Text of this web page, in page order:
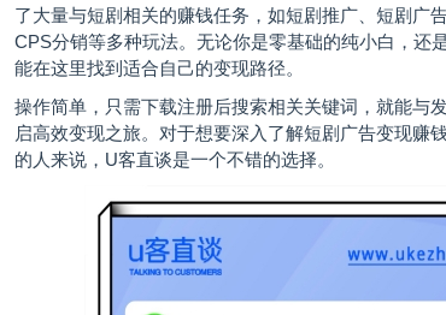
了大量与短剧相关的赚钱任务，如短剧推广、短剧广
CPS分销等多种玩法。无论你是零基础的纯小白，还
能在这里找到适合自己的变现路径。
操作简单，只需下载注册后搜索相关关键词，就能与
启高效变现之旅。对于想要深入了解短剧广告变现赚
的人来说，U客直谈是一个不错的选择。